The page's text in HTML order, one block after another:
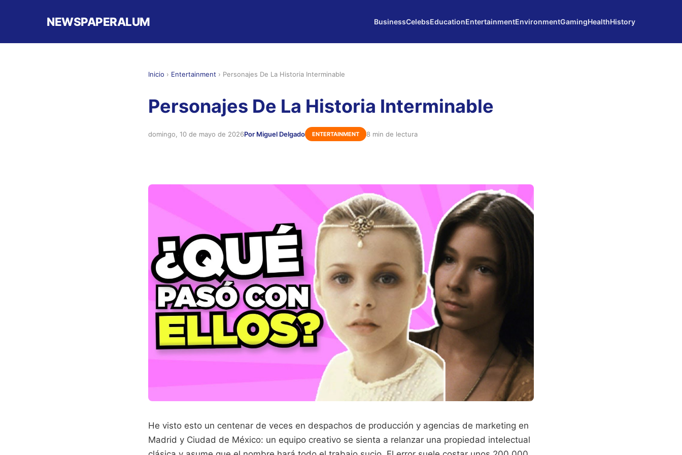
NEWSPAPERALUM BusinessCelebsEducationEntertainmentEnvironmentGamingHealthHistory
Inicio › Entertainment › Personajes De La Historia Interminable
Personajes De La Historia Interminable
domingo, 10 de mayo de 2026Por Miguel Delgado ENTERTAINMENT 8 min de lectura
He visto esto un centenar de veces en despachos de producción y agencias de marketing en
Madrid y Ciudad de México: un equipo creativo se sienta a relanzar una propiedad intelectual